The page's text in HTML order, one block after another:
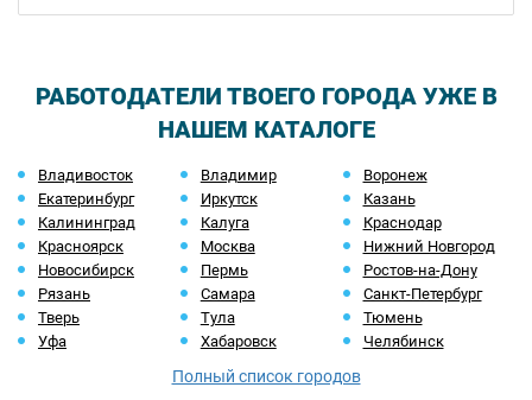
РАБОТОДАТЕЛИ ТВОЕГО ГОРОДА УЖЕ В
НАШЕМ КАТАЛОГЕ
Владивосток Владимир
Воронеж
Екатеринбург
Иркутск
Казань
Калининград
Калуга
Краснодар
Красноярск
Москва
Нижний Новгород
Новосибирск
Пермь
Ростов-на-Дону
Рязань
Самара
Санкт-Петербург
Тверь
Тула
Тюмень
Уфа
Хабаровск Челябинск
Полный список городов